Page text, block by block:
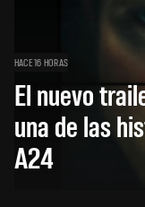
HACE 16 HORAS
El nuevo
una de las
A24